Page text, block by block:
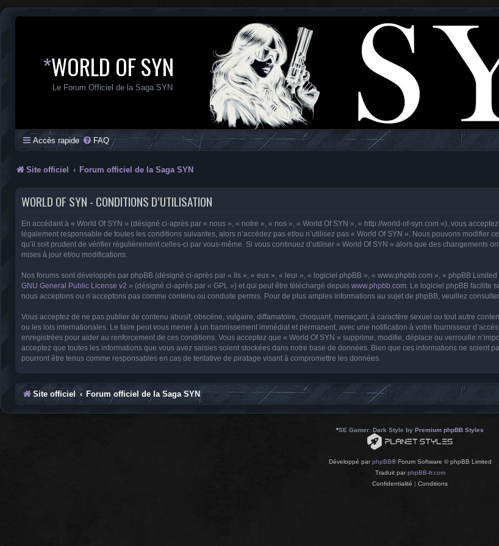
*WORLD OF SYN
Le Forum Officiel de la Saga SYN
Accès rapide FAQ
Site officiel Forum officiel de la Saga SYN
WORLD OF SYN - CONDITIONS D’UTILISATION
En accédant à « World Of SYN » (désigné ci-après par « nous », « notre », « nos », « World Of SYN », « http://world-of-syn.com »), vous
légalement responsable de toutes les conditions suivantes, alors n’accédez pas et/ou n’utilisez pas « World Of SYN ». Nous pouvons modifier
qu’il soit prudent de vérifier régulièrement celles-ci par vous-même. Si vous continuez d’utiliser « World Of SYN » alors que des changements
mises à jour et/ou modifications.
Nos forums sont développés par phpBB (désigné ci-après par « ils », « eux », « leur », « logiciel phpBB », « www.phpbb.com », « phpBB
GNU General Public License v2 » (désigné ci-après par « GPL ») et qui peut être téléchargé depuis www.phpbb.com . Le logiciel phpBB facilite
nous acceptons ou n’acceptons pas comme contenu ou conduite permis. Pour de plus amples informations au sujet de phpBB, veuillez
Vous acceptez de ne pas publier de contenu abusif, obscène, vulgaire, diffamatoire, choquant, menaçant, à caractère sexuel ou tout autre
ou les lois internationales. Le faire peut vous mener à un bannissement immédiat et permanent, avec une notification à votre fournisseur
enregistrées pour aider au renforcement de ces conditions. Vous acceptez que « World Of SYN » supprime, modifie, déplace ou verrouille
acceptez que toutes les informations que vous avez saisies soient stockées dans notre base de données. Bien que ces informations ne soient
pourront être tenus comme responsables en cas de tentative de piratage visant à compromettre les données.
Site officiel Forum officiel de la Saga SYN
*SE Gamer: Dark Style by Premium phpBB Styles
Développé parphpBB® Forum Software © phpBB Limited
Traduit parphpBB-fr.com
Confidentialité | Conditions